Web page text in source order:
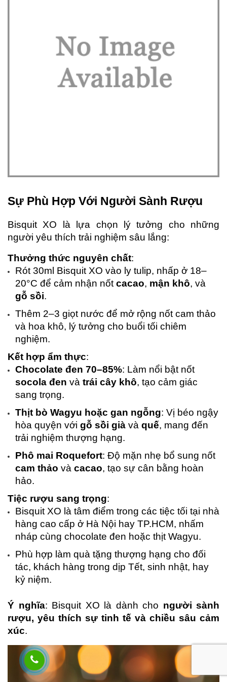
Sự Phù Hợp Với Người Sành Rượu
Bisquit XO là lựa chọn lý tưởng cho những
người yêu thích trải nghiệm sâu lắng:
Thưởng thức nguyên chất:
Rót 30ml Bisquit XO vào ly tulip, nhấp ở 18–
20°C để cảm nhận nốt cacao, mận khô
gỗ sồi.
Thêm 2–3 giọt nước để mở rộng nốt cam thảo
và hoa khô, lý tưởng cho buổi tối chiêm
nghiệm.
Kết hợp ẩm thực:
Chocolate đen 70–85%
socola đen và trái cây khô, tạo cảm giác
sang trọng.
Thịt bò Wagyu hoặc gan ngỗng: Vị béo ngậy
hòa quyện với gỗ sồi già và quế, mang đến
trải nghiệm thượng hạng.
Phô mai Roquefort
cam thảo và cacao, tạo sự cân bằng hoàn
hảo.
Tiệc rượu sang trọng:
Bisquit XO là tâm điểm trong các tiệc tối tại nhà
hàng cao cấp ở Hà Nội hay TP.HCM, nhấm
nháp cùng chocolate đen hoặc thịt Wagyu.
Phù hợp làm quà tặng thượng hạng cho đối
tác, khách hàng trong dịp Tết, sinh nhật, hay
kỷ niệm.
Ý nghĩa: Bisquit XO là dành cho người sành
rượu, yêu thích sự tinh tế và chiều sâu cảm
xúc.